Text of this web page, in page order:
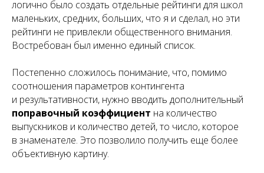
логично было создать отдельные рейтинги для школ
маленьких, средних, больших, что я и сделал, но эти
рейтинги не привлекли общественного внимания.
Востребован был именно единый список.
Постепенно сложилось понимание, что, помимо
соотношения параметров контингента
и результативности, нужно вводить дополнительный
поправочный коэффициент на количество
выпускников и количество детей, то число, которое
в знаменателе. Это позволило получить еще более
объективную картину.